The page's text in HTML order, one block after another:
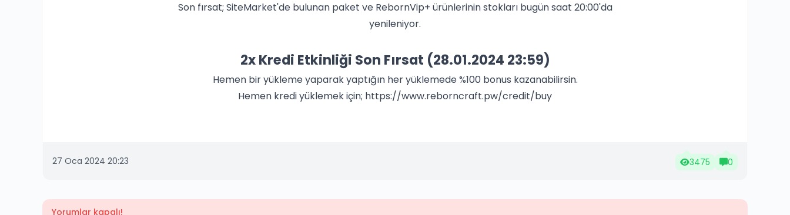
Son fırsat; SiteMarket'de bulunan paket ve RebornVip+ ürünlerinin stokları bugün saat 20:00'da
yenileniyor.
2x Kredi Etkinliği Son Fırsat (28.01.2024 23:59)
Hemen bir yükleme yaparak yaptığın her yüklemede %100 bonus kazanabilirsin.
Hemen kredi yüklemek için; https://www.reborncraft.pw/credit/buy
27 Oca 2024 20:23 3475 0
Yorumlar kapalı!